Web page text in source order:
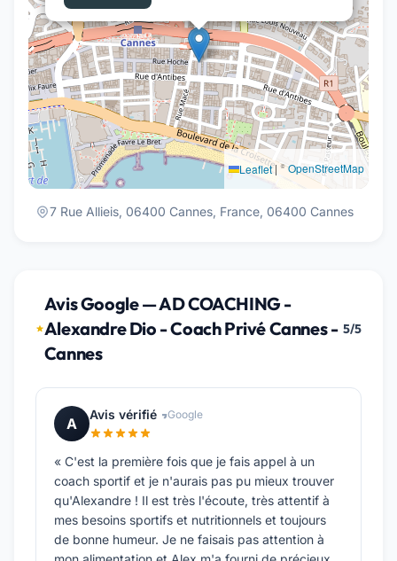
Leaflet | ©OpenStreetMap
7 Rue Allieis, 06400 Cannes, France, 06400 Cannes
Avis Google — AD COACHING -
Alexandre Dio - Coach Privé Cannes -
Cannes
5/5
A
Avis vérifié Google
« C'est la première fois que je fais appel à un
coach sportif et je n'aurais pas pu mieux trouver
qu'Alexandre ! Il est très l'écoute, très attentif à
mes besoins sportifs et nutritionnels et toujours
de bonne humeur. Je ne faisais pas attention à